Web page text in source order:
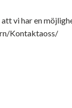
vi har en
Kontaktaoss/